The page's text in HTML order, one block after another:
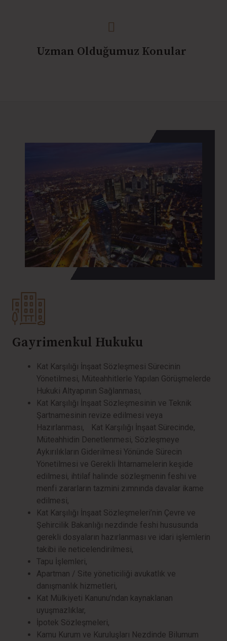
Uzman Olduğumuz Konular
Gayrimenkul Hukuku
Kat Karşılığı İnşaat Sözleşmesi Sürecinin
Yönetilmesi, Müteahhitlerle Yapılan Görüşmelerde
Hukuki Altyapının Sağlanması,
Kat Karşılığı İnşaat Sözleşmesinin ve Teknik
Şartnamesinin revize edilmesi veya
Hazırlanması, Kat Karşılığı İnşaat Sürecinde,
Müteahhidin Denetlenmesi, Sözleşmeye
Aykırılıkların Giderilmesi Yönünde Sürecin
Yönetilmesi ve Gerekli İhtarnamelerin keşide
edilmesi, ihtilaf halinde sözleşmenin feshi ve
menfi zararların tazmini zımnında davalar ikame
edilmesi,
Kat Karşılığı İnşaat Sözleşmeleri’nin Çevre ve
Şehircilik Bakanlığı nezdinde feshi hususunda
gerekli dosyaların hazırlanması ve idari işlemlerin
takibi ile neticelendirilmesi,
Tapu İşlemleri,
Apartman / Site yöneticiliği avukatlık ve
danışmanlık hizmetleri,
Kat Mülkiyeti Kanunu’ndan kaynaklanan
uyuşmazlıklar,
İpotek Sözleşmeleri,
Kamu Kurum ve Kuruluşları Nezdinde Bilumum